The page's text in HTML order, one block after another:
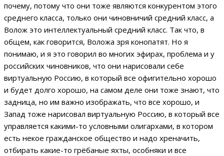
почему, потому что они тоже являются конкурентом этого
среднего класса, только они чиновничий средний класс, а
Волож это интеллектуальный средний класс. Так что, в
общем, как говорится, Воложа зря конопатят. Но я
понимаю, и я это говорил во многих эфирах, проблема и у
российских чиновников, что они нарисовали себе
виртуальную Россию, в который все офигительно хорошо
и будет долго хорошо, на самом деле они тоже знают, что
задница, но им важно изображать, что все хорошо, и
Запад тоже нарисовал виртуальную Россию, в который все
управляется какими-то условными олигархами, в котором
есть некое гражданское общество и надо хреначить,
отбирать какие-то грёбаные яхты, особняки и все